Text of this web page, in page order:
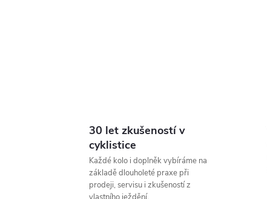
30 let zkušeností v
cyklistice
Každé kolo i doplněk vybíráme na
základě dlouholeté praxe při
prodeji, servisu i zkušeností z